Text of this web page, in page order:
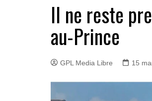
Il ne reste
au-Prince
GPL Media Libre 15